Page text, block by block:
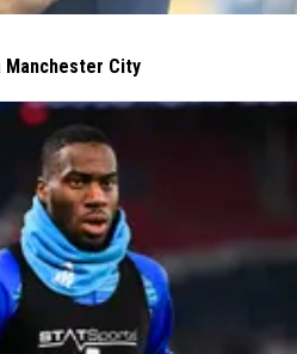
Manchester City